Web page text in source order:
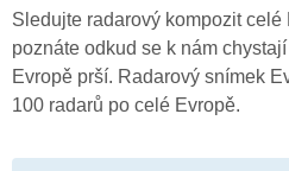
Sledujte radarový kompozit celé
poznáte odkud se k nám
Evropě prší. Radarový snímek
100 radarů po celé Evropě.